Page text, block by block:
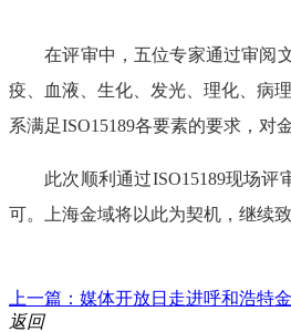
在评审中，五位专家通过审阅文
疫、血液、生化、发光、理化、病
系满足ISO15189各要素的要求，对
此次顺利通过ISO15189现场评审
可。上海金域将以此为契机，继续
上一篇：媒体开放日走进呼和浩特
返回